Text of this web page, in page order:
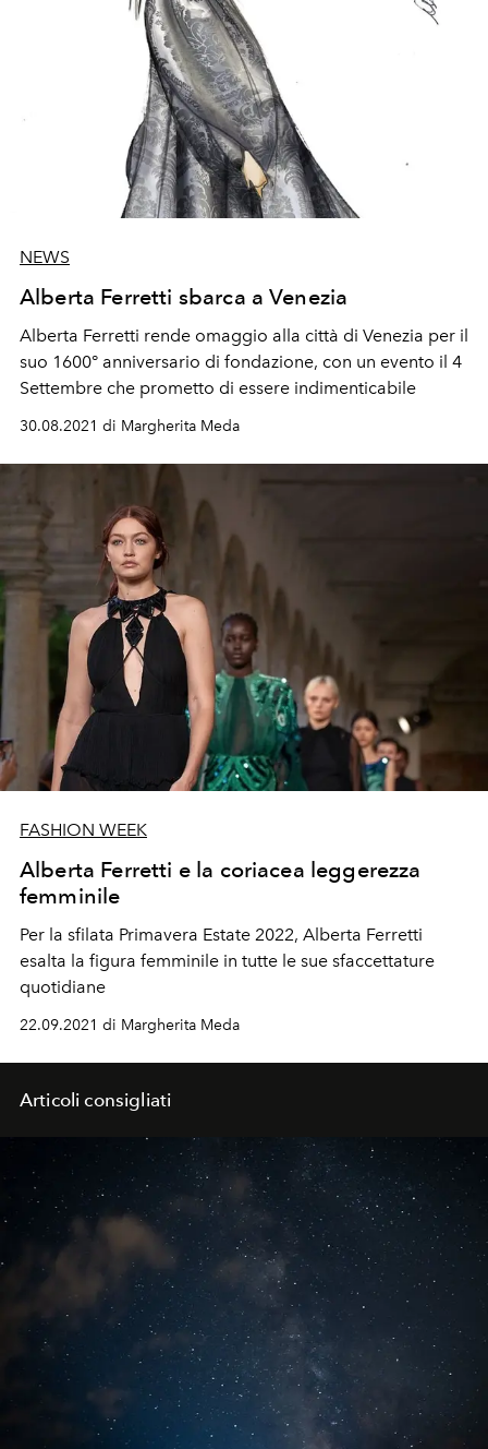
NEWS
Alberta Ferretti sbarca a Venezia
Alberta Ferretti rende omaggio alla città di Venezia per il
suo 1600° anniversario di fondazione, con un evento il 4
Settembre che prometto di essere indimenticabile
30.08.2021 di Margherita Meda
FASHION WEEK
Alberta Ferretti e la coriacea leggerezza
femminile
Per la sfilata Primavera Estate 2022, Alberta Ferretti
esalta la figura femminile in tutte le sue sfaccettature
quotidiane
22.09.2021 di Margherita Meda
Articoli consigliati